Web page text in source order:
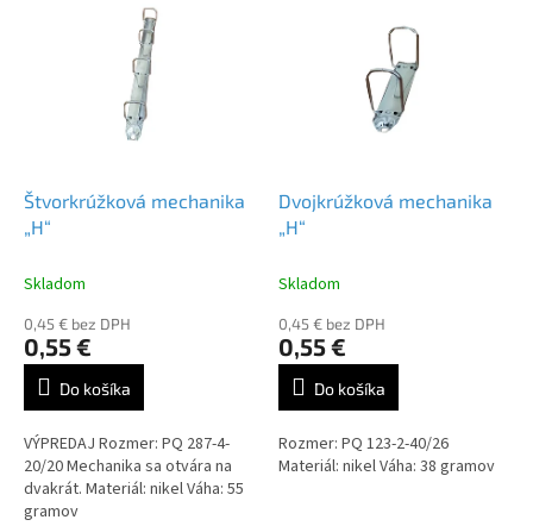
Štvorkrúžková mechanika
„H“
Skladom
0,45 € bez DPH
0,55 €
Do košíka
VÝPREDAJ Rozmer: PQ 287-4-
20/20 Mechanika sa otvára na
dvakrát. Materiál: nikel Váha: 55
gramov
Dvojkrúžková mechanika
„H“
Skladom
0,45 € bez DPH
0,55 €
Do košíka
Rozmer: PQ 123-2-40/26
Materiál: nikel Váha: 38 gramov